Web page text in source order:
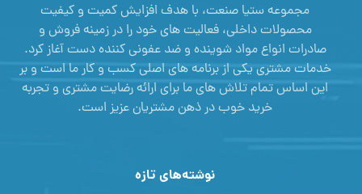
مجموعه ستیا صنعت، با هدف افزایش کمیت و کیفیت
محصولات داخلی، فعالیت های خود را در زمینه فروش و
صادرات انواع مواد شوینده و ضد عفونی کننده دست آغاز کرد.
خدمات مشتری یکی از برنامه های اصلی کسب و کار ما است و بر
این اساس تمام تلاش های ما برای ارائه رضایت مشتری و تجربه
خرید خوب در ذهن مشتریان عزیز است.
نوشته‌های تازه